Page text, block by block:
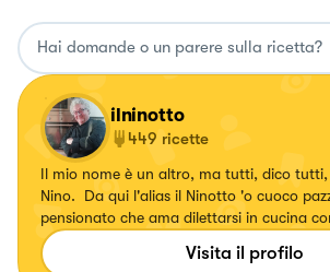
ilninotto
449 ricette
Il mio nome è un altro, ma tutti, dico
Nino. Da qui l'alias il Ninotto 'o cuoco
pensionato che ama dilettarsi in cucina
e quasi sempre della tradizione campana,
soprattutto mangiare cose buone. Ho tre
Visita il profilo